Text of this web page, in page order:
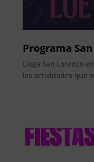
Programa
Llega San Lorenzo
las actividades que